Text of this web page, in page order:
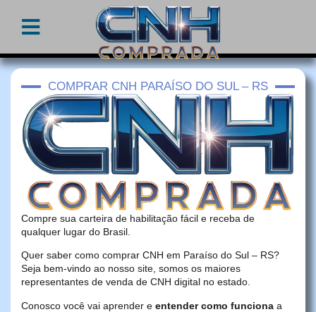
COMPRAR CNH PARAÍSO DO SUL – RS
Compre sua carteira de habilitação fácil e receba de
qualquer lugar do Brasil.
Quer saber como comprar CNH em Paraíso do Sul – RS?
Seja bem-vindo ao nosso site, somos os maiores
representantes de venda de CNH digital no estado.
Conosco você vai aprender e entender como funciona a